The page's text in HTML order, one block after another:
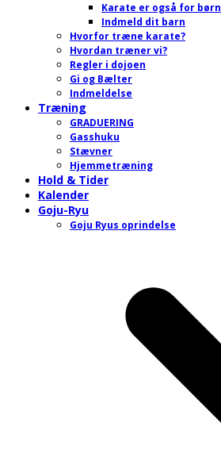
Karate er også for børn
Indmeld dit barn
Hvorfor træne karate?
Hvordan træner vi?
Regler i dojoen
Gi og Bælter
Indmeldelse
Træning
GRADUERING
Gasshuku
Stævner
Hjemmetræning
Hold & Tider
Kalender
Goju-Ryu
Goju Ryus oprindelse